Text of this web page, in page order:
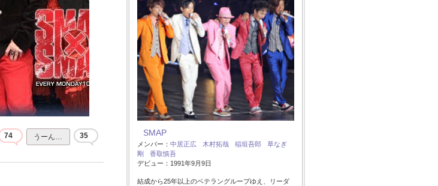
74 うーん… 35 SMAP
メンバー： 中居正広 木村拓哉 稲垣吾郎
草なぎ
剛
香取慎吾
デビュー：1991年9月9日
結成から25年以上のベテラングループゆえ、リーダ